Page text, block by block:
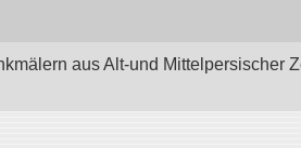
aus Alt-und Mittelpersischer